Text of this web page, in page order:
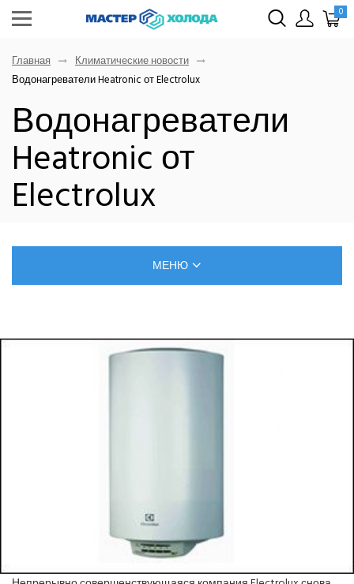
0
Главная
Климатические новости
Водонагреватели Heatronic от Electrolux
Водонагреватели
Heatronic от
Electrolux
МЕНЮ
САМОСТОЯТЕЛЬНЫЙ МОНТАЖ КОНДИЦИОНЕРОВ
ИСТОРИЯ БРЕНДОВ